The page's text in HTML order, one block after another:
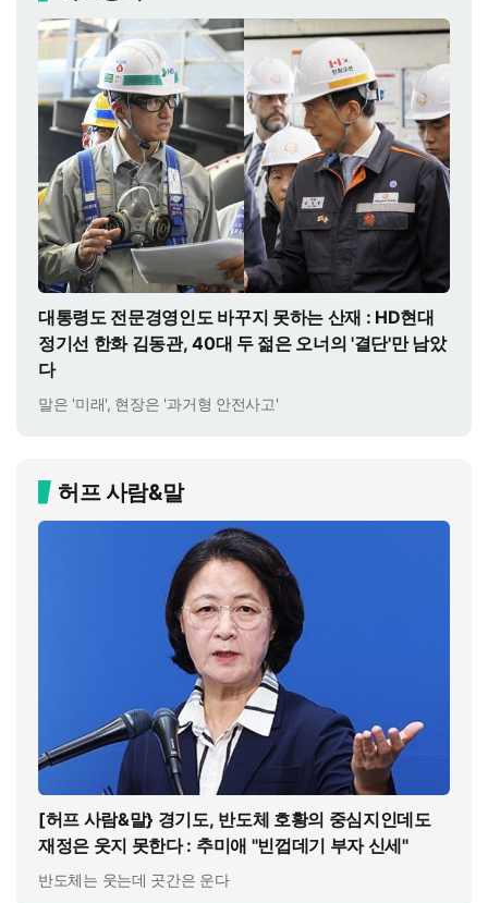
대통령도 전문경영인도 바꾸지 못하는 산재 : HD현대
정기선 한화 김동관, 40대 두 젊은 오너의 '결단'만 남았
다
말은 '미래', 현장은 '과거형 안전사고'
허프 사람&말
[허프 사람&말} 경기도, 반도체 호황의 중심지인데도
재정은 웃지 못한다 : 추미애 "빈껍데기 부자 신세"
반도체는 웃는데 곳간은 운다